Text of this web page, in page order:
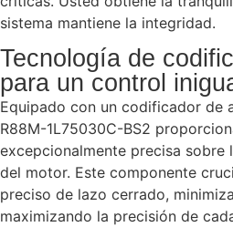
sistema mantiene la integridad.
Tecnología de
para un control
Equipado con un codificador de
R88M-1L75030C-BS2
excepcionalmente precisa
del motor. Este componente
preciso de lazo cerrado,
maximizando la precisión de